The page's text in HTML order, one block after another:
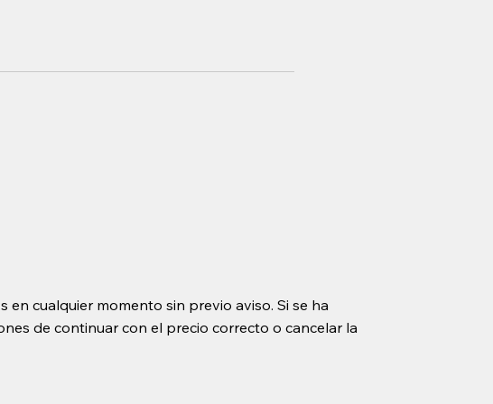
cualquier momento sin previo aviso. Si se ha
de continuar con el precio correcto o cancelar la